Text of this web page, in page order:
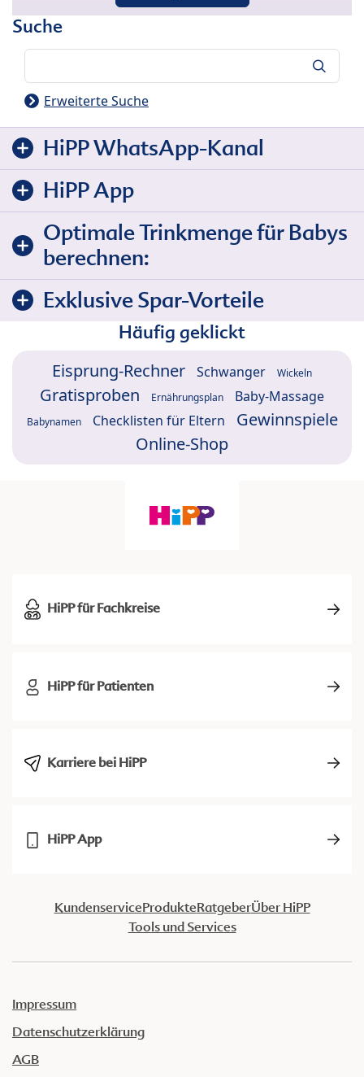
Suche
Erweiterte Suche
HiPP WhatsApp-Kanal
HiPP App
Optimale Trinkmenge für Babys
berechnen:
Exklusive Spar-Vorteile
Häufig geklickt
Eisprung-Rechner Schwanger Wickeln
Gratisproben Ernährungsplan Baby-Massage
Babynamen Checklisten für Eltern
Gewinnspiele
Online-Shop
HiPP für Fachkreise
HiPP für Patienten
Karriere bei HiPP
HiPP App
KundenserviceProdukteRatgeberÜber HiPP
Tools und Services
Impressum
Datenschutzerklärung
AGB